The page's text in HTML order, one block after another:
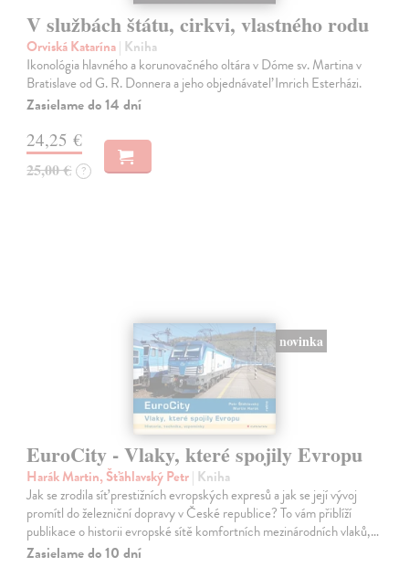
V službách štátu, cirkvi, vlastného rodu
Orviská Katarína| Kniha
Ikonológia hlavného a korunovačného oltára v Dóme sv. Martina v
Bratislave od G. R. Donnera a jeho objednávateľ Imrich Esterházi.
Zasielame do 14 dní
24,25 €
25,00 € ?
novinka
EuroCity - Vlaky, které spojily Evropu
Harák Martin, Šťáhlavský Petr| Kniha
Jak se zrodila síť prestižních evropských expresů a jak se její vývoj
promítl do železniční dopravy v České republice? To vám přiblíží
publikace o historii evropské sítě komfortních mezinárodních vlaků,…
Zasielame do 10 dní